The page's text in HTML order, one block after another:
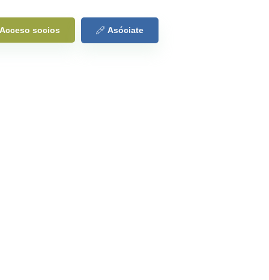
socios Asóciate